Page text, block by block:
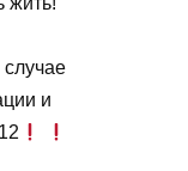
случае
и